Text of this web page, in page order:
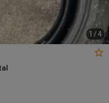
1 /4